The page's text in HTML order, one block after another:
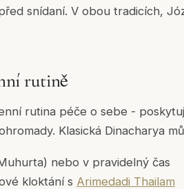
snídaní. V obou tradicích,
rutině
rutina péče o sebe -
Klasická Dinacharya
nebo v pravidelný čas
kloktání s Arimedadi Thailam